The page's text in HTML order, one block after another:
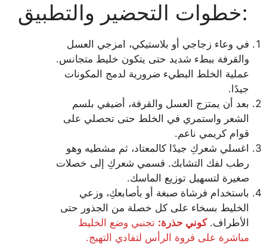
خطوات التحضير والتطبيق:
في وعاء زجاجي أو بلاستيكي، امزجي العسل
والقرفة ببطء شديد حتى يتكون خليط متجانس.
عملية الخلط البطيء ضرورية لدمج المكونات
جيدًا.
بعد أن يمتزج العسل والقرفة، أضيفي بلسم
الشعر واستمري في الخلط حتى تحصلي على
قوام كريمي ناعم.
اغسلي شعركِ جيدًا كالمعتاد، ثم مشطيه وهو
رطب لفك التشابك. قسمي شعركِ إلى خصلات
صغيرة لتسهيل توزيع الماسك.
باستخدام فرشاة صبغة أو بأصابعكِ، وزعي
الخليط بسخاء على كل خصلة من الجذور حتى
الأطراف.كوني حذرة: تجنبي وضع الخليط
مباشرة على فروة الرأس لتفادي التهيج.